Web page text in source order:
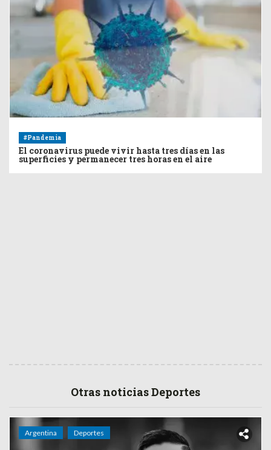
#Pandemia
El coronavirus puede vivir hasta tres días en las
superficies y permanecer tres horas en el aire
Otras noticias Deportes
Argentina Deportes